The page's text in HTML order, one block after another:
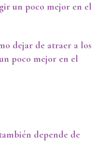
un poco mejor en el
dejar de atraer a los
poco mejor en el
depende de